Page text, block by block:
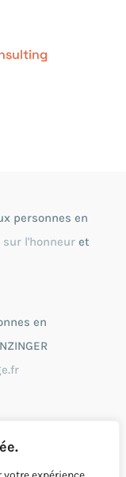
personnes en
l'honneuret
en